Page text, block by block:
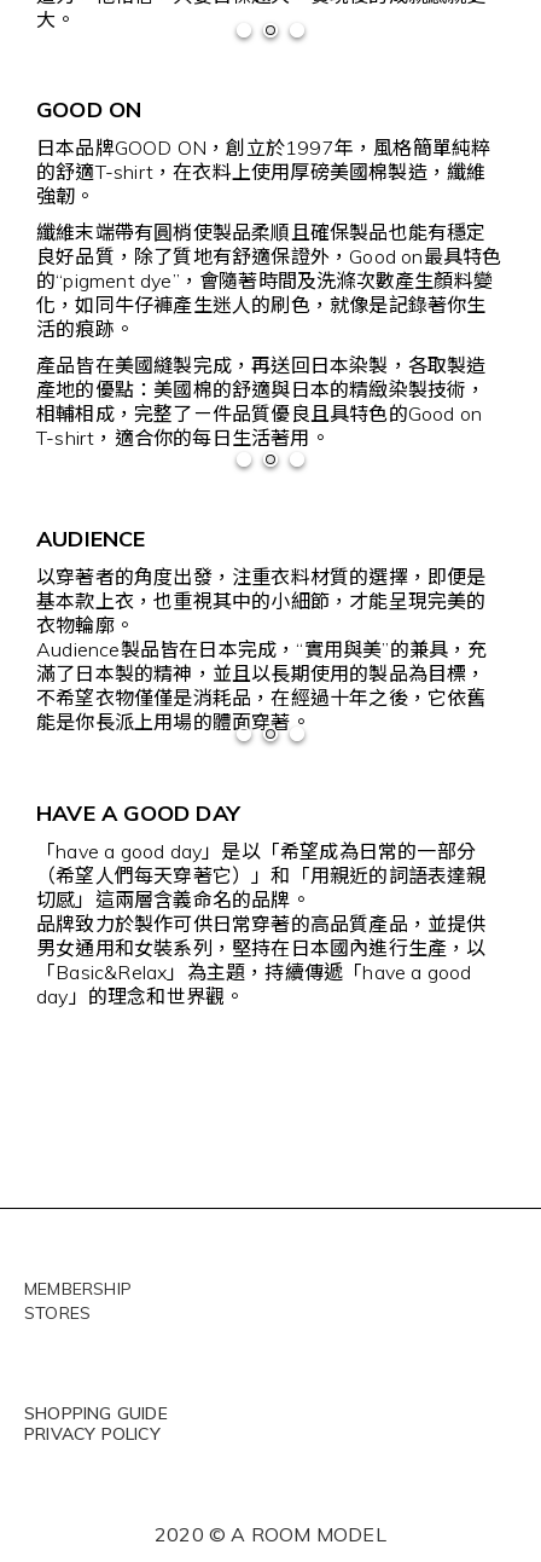
大。
GOOD ON
日本品牌GOOD ON，創立於1997年，風格簡單純粹
的舒適T-shirt，在衣料上使用厚磅美國棉製造，纖維
強韌。
纖維末端帶有圓梢使製品柔順且確保製品也能有穩定
良好品質，除了質地有舒適保證外，Good on最具特色
的“pigment dye”，會隨著時間及洗滌次數產生顏料變
化，如同牛仔褲產生迷人的刷色，就像是記錄著你生
活的痕跡。
產品皆在美國縫製完成，再送回日本染製，各取製造
產地的優點：美國棉的舒適與日本的精緻染製技術，
相輔相成，完整了ㄧ件品質優良且具特色的Good on
T-shirt，適合你的每日生活著用。
AUDIENCE
以穿著者的角度出發，注重衣料材質的選擇，即便是
基本款上衣，也重視其中的小細節，才能呈現完美的
衣物輪廓。
Audience製品皆在日本完成，“實用與美”的兼具，充
滿了日本製的精神，並且以長期使用的製品為目標，
不希望衣物僅僅是消耗品，在經過十年之後，它依舊
能是你長派上用場的體面穿著。
HAVE A GOOD DAY
「have a good day」是以「希望成為日常的一部分
（希望人們每天穿著它）」和「用親近的詞語表達親
切感」這兩層含義命名的品牌。
品牌致力於製作可供日常穿著的高品質產品，並提供
男女通用和女裝系列，堅持在日本國內進行生產，以
「Basic&Relax」為主題，持續傳遞「have a good
day」的理念和世界觀。
MEMBERSHIP
STORES
SHOPPING GUIDE
PRIVACY POLICY
2020 © A ROOM MODEL